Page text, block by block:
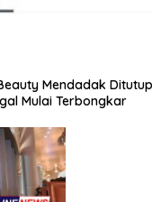
Mendadak
Mulai Terbongkar